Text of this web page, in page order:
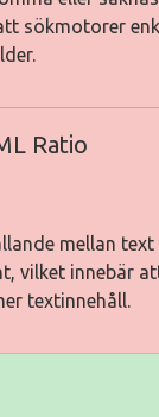
sökmotorer
Ratio
mellan
vilket innebär
textinnehåll.